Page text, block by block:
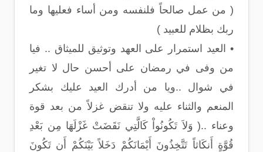
( من عمل صالحاً فلنفسه ومن أساء فعليها وما
ربك بظلام للعبيد )
• العيد استمرار على العهد وتوثيق للميثاق .. فيا
من وفى في رمضان على أحسن حال لا تغير
في شوال ..ويا من أدرك العيد عليك بشكر
المنعم والثناء عليه ولا تنقض غزلاً من بعد قوة
وعناء ..( وَلاَ تَكُونُواْ كَالَّتِي نَقَضَتْ غَزْلَهَا مِن بَعْدِ
قُوَّةٍ أَنكَاثاً تَتَّخِذُونَ أَيْمَانَكُمْ دَخَلاً بَيْنَكُمْ أَن تَكُونَ